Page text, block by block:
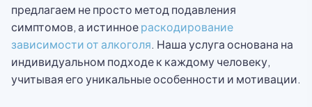
предлагаем не просто метод подавления
симптомов, а истинноераскодирование
зависимости от алкоголя. Наша услуга основана на
индивидуальном подходе к каждому человеку,
учитывая его уникальные особенности и мотивации.